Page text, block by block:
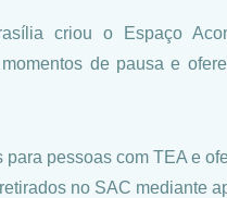
criou o Espaço
de pausa e
pessoas com TEA e
no SAC mediante